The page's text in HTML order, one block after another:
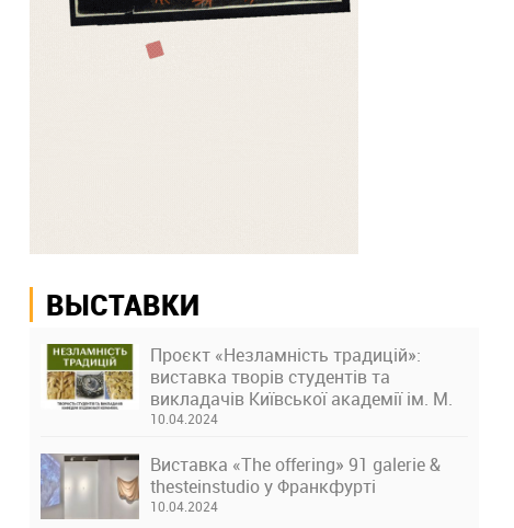
ВЫСТАВКИ
Проєкт «Незламність традицій»:
виставка творів студентів та
викладачів Київської академії ім. М.
Бойчука
10.04.2024
Виставка «The offering» 91 galerie &
thesteinstudio у Франкфурті
10.04.2024